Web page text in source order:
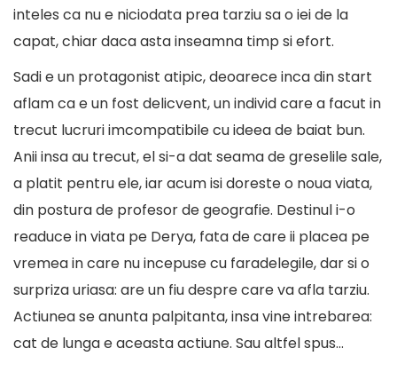
inteles ca nu e niciodata prea tarziu sa o iei de la
capat, chiar daca asta inseamna timp si efort.
Sadi e un protagonist atipic, deoarece inca din start
aflam ca e un fost delicvent, un individ care a facut in
trecut lucruri imcompatibile cu ideea de baiat bun.
Anii insa au trecut, el si-a dat seama de greselile sale,
a platit pentru ele, iar acum isi doreste o noua viata,
din postura de profesor de geografie. Destinul i-o
readuce in viata pe Derya, fata de care ii placea pe
vremea in care nu incepuse cu faradelegile, dar si o
surpriza uriasa: are un fiu despre care va afla tarziu.
Actiunea se anunta palpitanta, insa vine intrebarea:
cat de lunga e aceasta actiune. Sau altfel spus…